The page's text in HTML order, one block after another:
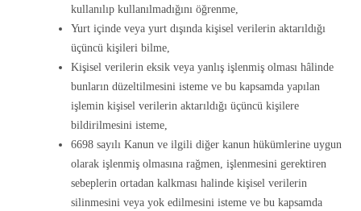
kullanılıp kullanılmadığını öğrenme,
Yurt içinde veya yurt dışında kişisel verilerin aktarıldığı
üçüncü kişileri bilme,
Kişisel verilerin eksik veya yanlış işlenmiş olması hâlinde
bunların düzeltilmesini isteme ve bu kapsamda yapılan
işlemin kişisel verilerin aktarıldığı üçüncü kişilere
bildirilmesini isteme,
6698 sayılı Kanun ve ilgili diğer kanun hükümlerine uygun
olarak işlenmiş olmasına rağmen, işlenmesini gerektiren
sebeplerin ortadan kalkması halinde kişisel verilerin
silinmesini veya yok edilmesini isteme ve bu kapsamda